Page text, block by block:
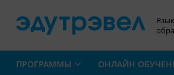
ПРОГРАММЫ ОНЛАЙН